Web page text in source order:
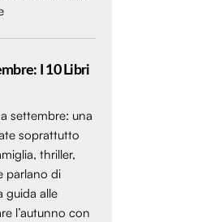
I 10 Libri
settembre: una
soprattutto
thriller,
parlano di
guida alle
l’autunno con